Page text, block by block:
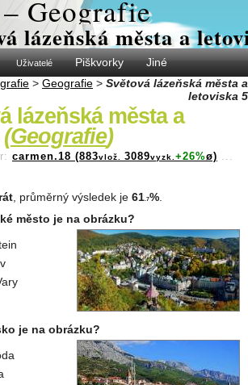
– Geografie
lázeňská města a
Uživatelé Piškvorky
Jiné
> Geografie > Světová lázeňská města a
letoviska 5
lázeňská města a
(Geografie)
carmen.18 (883vlož. 3089vyzk. +26%ø) ...
, průměrný výsledek je 61 .7%
město je na obrázku?
je na obrázku?